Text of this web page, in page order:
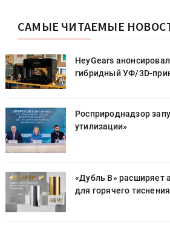
САМЫЕ ЧИТАЕМЫЕ
HeyGears
гибридный УФ/3D-
Росприроднадзор
утилизации»
«Дубль В» расширяет
для горячего тиснения